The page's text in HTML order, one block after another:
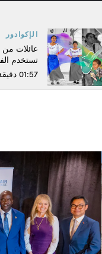
الإكوادور
عائلات من
تستخدم
01:57 دقيقة